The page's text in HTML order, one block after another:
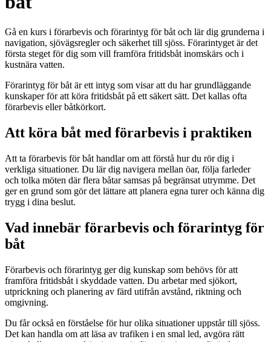
Gå en kurs i förarbevis och förarintyg för båt och lär dig grunderna i
navigation, sjövägsregler och säkerhet till sjöss. Förarintyget är det
första steget för dig som vill framföra fritidsbåt inomskärs och i
kustnära vatten.
Förarintyg för båt är ett intyg som visar att du har grundläggande
kunskaper för att köra fritidsbåt på ett säkert sätt. Det kallas ofta
förarbevis eller båtkörkort.
Att köra båt med förarbevis i praktiken
Att ta förarbevis för båt handlar om att förstå hur du rör dig i
verkliga situationer. Du lär dig navigera mellan öar, följa farleder
och tolka möten där flera båtar samsas på begränsat utrymme. Det
ger en grund som gör det lättare att planera egna turer och känna dig
trygg i dina beslut.
Vad innebär förarbevis och förarintyg för
båt
Förarbevis och förarintyg ger dig kunskap som behövs för att
framföra fritidsbåt i skyddade vatten. Du arbetar med sjökort,
utprickning och planering av färd utifrån avstånd, riktning och
omgivning.
Du får också en förståelse för hur olika situationer uppstår till sjöss.
Det kan handla om att läsa av trafiken i en smal led, avgöra rätt